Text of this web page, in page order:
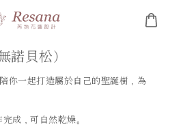
諾貝松）
你一起打造屬於自己的聖誕樹，為
成，可自然乾燥。